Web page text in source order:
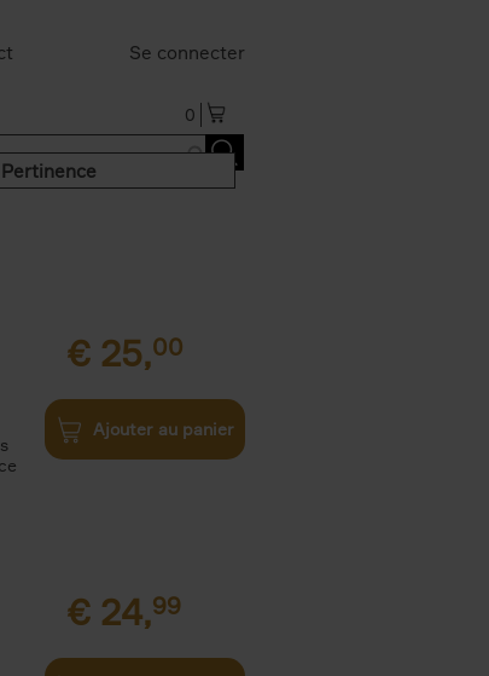
Se connecter
0
Pertinence
€ 25,00
Ajouter au panier
€ 24,99